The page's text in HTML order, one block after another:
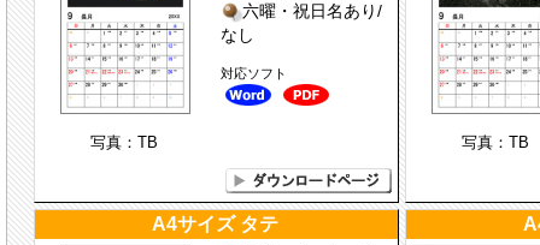
写真：TB
六曜・祝日名あり/
なし
対応ソフト
写真：TB
A4サイズ タテ